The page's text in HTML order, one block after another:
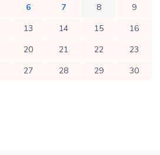
6 7 8
9
13 14 15
16
20 21 22
23
27 28 29
30